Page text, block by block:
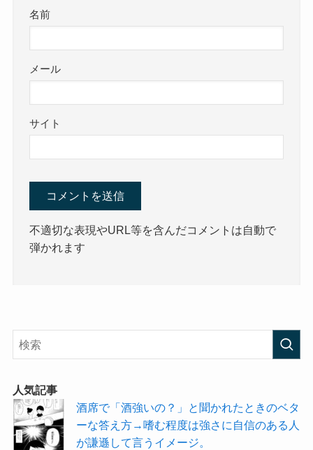
名前
メール
サイト
不適切な表現やURL等を含んだコメントは自動で
弾かれます
人気記事
酒席で「酒強いの？」と聞かれたときのベタ
ーな答え方→嗜む程度は強さに自信のある人
が謙遜して言うイメージ。